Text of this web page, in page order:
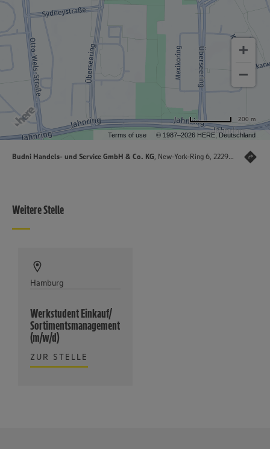
Terms of use © 1987–2026 HERE, Deutschland
200 m
Budni Handels- und Service GmbH & Co. KG, New-York-Ring 6, 22297 Hamburg
Weitere Stelle
Hamburg
Werkstudent Einkauf/
Sortimentsmanagement
(m/w/d)
ZUR STELLE